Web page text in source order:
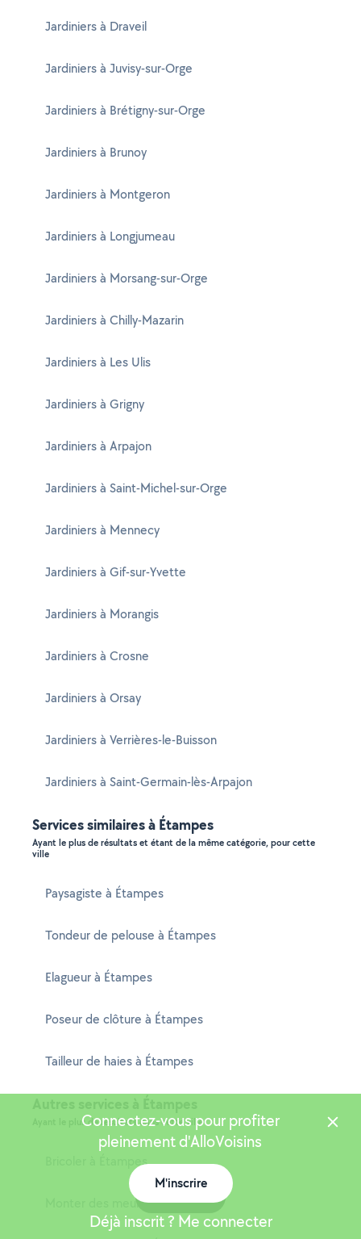
Jardiniers à Draveil
Jardiniers à Juvisy-sur-Orge
Jardiniers à Brétigny-sur-Orge
Jardiniers à Brunoy
Jardiniers à Montgeron
Jardiniers à Longjumeau
Jardiniers à Morsang-sur-Orge
Jardiniers à Chilly-Mazarin
Jardiniers à Les Ulis
Jardiniers à Grigny
Jardiniers à Arpajon
Jardiniers à Saint-Michel-sur-Orge
Jardiniers à Mennecy
Jardiniers à Gif-sur-Yvette
Jardiniers à Morangis
Jardiniers à Crosne
Jardiniers à Orsay
Jardiniers à Verrières-le-Buisson
Jardiniers à Saint-Germain-lès-Arpajon
Services similaires à Étampes
Ayant le plus de résultats et étant de la même catégorie, pour cette
ville
Paysagiste à Étampes
Tondeur de pelouse à Étampes
Elagueur à Étampes
Poseur de clôture à Étampes
Tailleur de haies à Étampes
Ayant le plus de résultats dans cette ville
Bricoler à Étampes
Monter des meubles à Étampes
Connectez-vous pour profiter
pleinement d'AlloVoisins
M'inscrire
Déjà inscrit ? Me connecter